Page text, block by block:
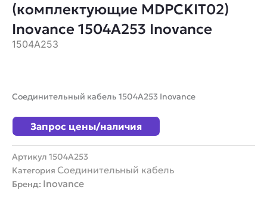
(комплектующие MDPCKIT02)
Inovance 1504A253 Inovance
1504A253
Соединительный кабель 1504A253 Inovance
Запрос цены/наличия
Артикул 1504A253
Категория Соединительный кабель
Бренд: Inovance